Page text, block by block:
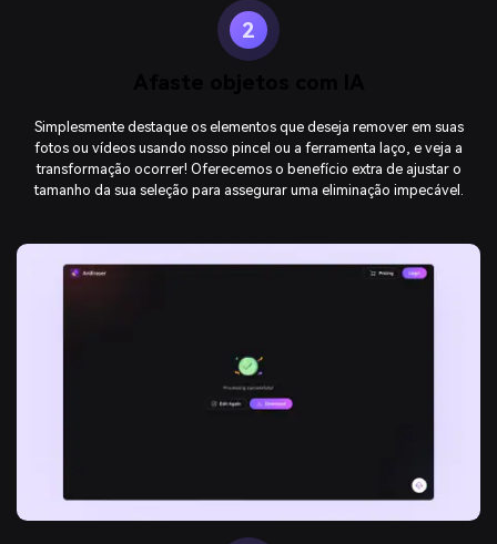
2
Simplesmente destaque os elementos que deseja remover em suas
fotos ou vídeos usando nosso pincel ou a ferramenta laço, e veja a
transformação ocorrer! Oferecemos o benefício extra de ajustar o
tamanho da sua seleção para assegurar uma eliminação impecável.